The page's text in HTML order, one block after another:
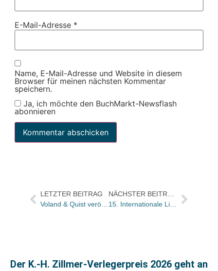
E-Mail-Adresse *
Name, E-Mail-Adresse und Website in diesem
Browser für meinen nächsten Kommentar
speichern.
Ja, ich möchte den BuchMarkt-Newsflash
abonnieren
LETZTER BEITRAG
Voland & Quist veröffentlicht Nora Gomringers Bachmann-Siegertext zeitnah als E-Book
Der K.-H. Zillmer-Verlegerpreis 2026 geht an